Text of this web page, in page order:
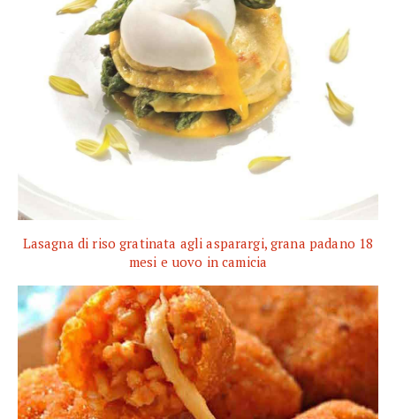
Lasagna di riso gratinata agli asparargi, grana padano 18
mesi e uovo in camicia